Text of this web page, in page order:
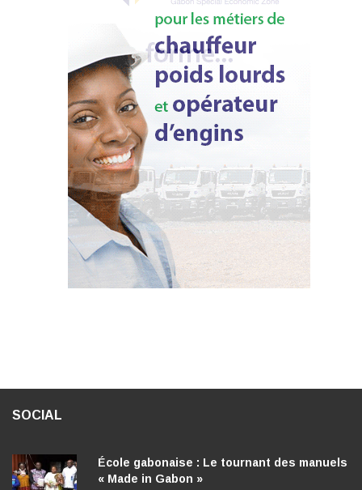
SOCIAL
École gabonaise : Le tournant des manuels
« Made in Gabon »